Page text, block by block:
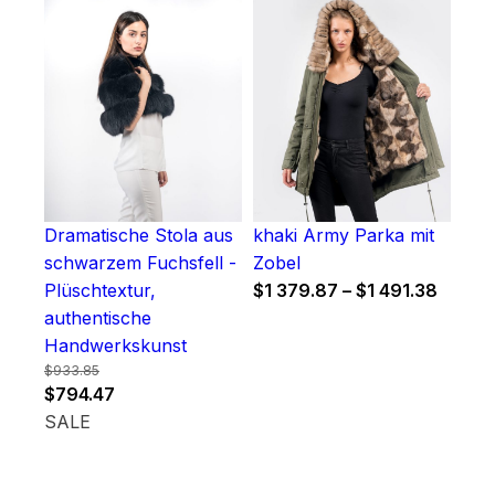
Dramatische Stola aus
schwarzem Fuchsfell -
Plüschtextur,
authentische
Handwerkskunst
$933.85
Ursprünglicher
Preis
$794.47
SALE
khaki Army Parka mit
Zobel
$1 379.87 – $1 491.38